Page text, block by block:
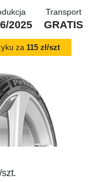
2025
Transport
GRATIS
za 115 zł/szt
/szt.